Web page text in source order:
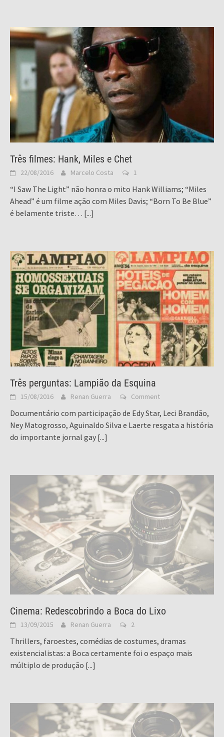
Três filmes: Hank, Miles e Chet
22/08/2016 Marcelo Costa 1
“I Saw The Light” não honra o mito Hank Williams; “Miles
Ahead” é um filme ação com Miles Davis; “Born To Be Blue”
é belamente triste… [...]
Três perguntas: Lampião da Esquina
15/08/2016 Renan Guerra Comment
Documentário com participação de Edy Star, Leci Brandão,
Ney Matogrosso, Aguinaldo Silva e Laerte resgata a história
do importante jornal gay [...]
Cinema: Redescobrindo a Boca do Lixo
13/09/2015 Renan Guerra 2
Thrillers, faroestes, comédias de costumes, dramas
existencialistas: a Boca certamente foi o espaço mais
múltiplo de produção [...]